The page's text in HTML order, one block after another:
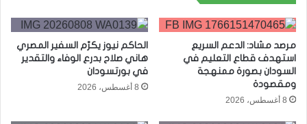
مرصد مشاد: الدعم السريع
استهدف قطاع التعليم في
السودان بصورة ممنهجة
ومقصودة
8 أغسطس، 2026
الحاكم نيوز يكرّم السفير المصري
هاني صلاح بدرع الوفاء والتقدير
في بورتسودان
8 أغسطس، 2026